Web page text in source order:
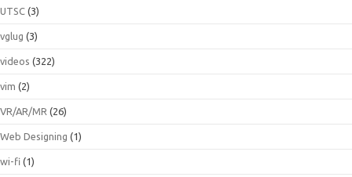
UTSC (3)
vglug (3)
videos (322)
vim (2)
VR/AR/MR (26)
Web Designing (1)
wi-fi (1)